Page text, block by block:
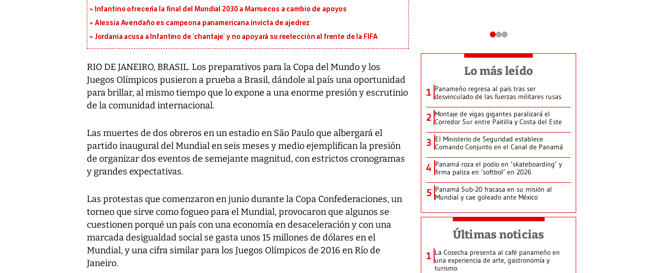
Infantino ofrecería la final del Mundial 2030 a Marruecos a cambio de apoyos
Alessia Avendaño es campeona panamericana invicta de ajedrez
Jordania acusa a Infantino de ‘chantaje’ y no apoyará su reelección al frente de la FIFA
RIO DE JANEIRO, BRASIL. Los preparativos para la Copa del Mundo y los
Juegos Olímpicos pusieron a prueba a Brasil, dándole al país una oportunidad
para brillar, al mismo tiempo que lo expone a una enorme presión y escrutinio
de la comunidad internacional.
Las muertes de dos obreros en un estadio en São Paulo que albergará el
partido inaugural del Mundial en seis meses y medio ejemplifican la presión
de organizar dos eventos de semejante magnitud, con estrictos cronogramas
y grandes expectativas.
Las protestas que comenzaron en junio durante la Copa Confederaciones, un
torneo que sirve como fogueo para el Mundial, provocaron que algunos se
cuestionen porqué un país con una economía en desaceleración y con una
marcada desigualdad social se gasta unos 15 millones de dólares en el
Mundial, y una cifra similar para los Juegos Olímpicos de 2016 en Río de
Janeiro.
Lo más leído
1 Panameño regresa al país tras ser
desvinculado de las fuerzas militares rusas
2 Montaje de vigas gigantes paralizará el
Corredor Sur entre Paitilla y Costa del Este
3 El Ministerio de Seguridad establece
Comando Conjunto en el Canal de Panamá
4 Panamá roza el podio en ‘skateboarding’ y
firma paliza en ‘softbol’ en 2026
5 Panamá Sub-20 fracasa en su misión al
Mundial y cae goleado ante México
Últimas noticias
1 La Cosecha presenta al café panameño en
una experiencia de arte, gastronomía y
turismo